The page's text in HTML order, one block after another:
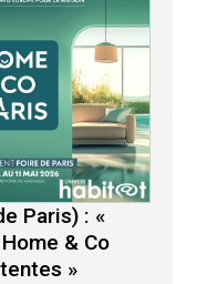
Paris) : «
& Co
»